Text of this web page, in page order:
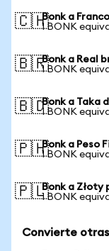
🇨🇭Bonk a
1 BONK
🇧🇷Bonk a Real
1 BONK
🇧🇩Bonk a Taka
1 BONK
🇵🇭Bonk a Peso
1 BONK
🇵🇱Bonk a Złoty
1 BONK
Convierte